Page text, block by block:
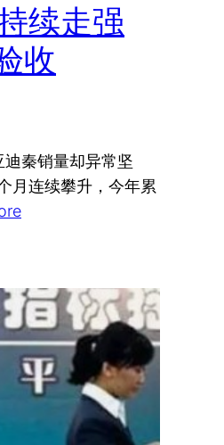
续走强
收
秦销量却异常坚
月连续攀升，今年累